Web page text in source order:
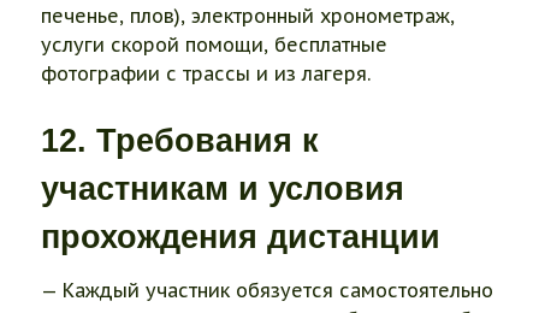
печенье, плов), электронный хронометраж,
услуги скорой помощи, бесплатные
фотографии с трассы и из лагеря.
12. Требования к
участникам и условия
прохождения дистанции
— Каждый участник обязуется самостоятельно